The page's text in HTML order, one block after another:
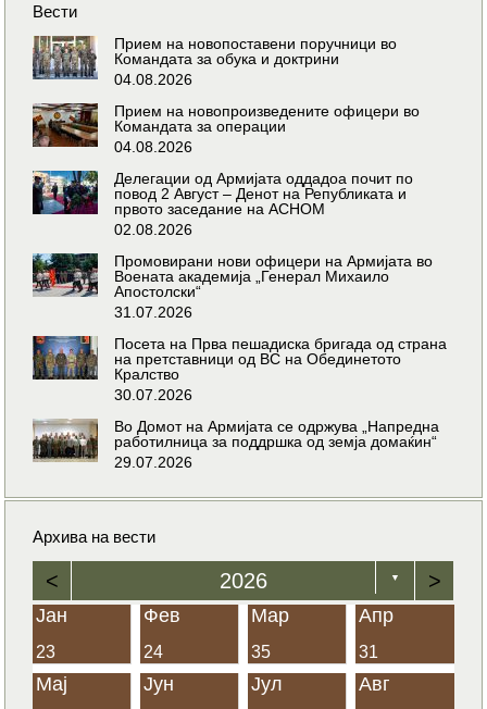
Вести
Прием на новопоставени поручници во
Командата за обука и доктрини
04.08.2026
Прием на новопроизведените офицери во
Командата за операции
04.08.2026
Делегации од Армијата оддадоа почит по
повод 2 Август – Денот на Републиката и
првото заседание на АСНОМ
02.08.2026
Промовирани нови офицери на Армијата во
Воената академија „Генерал Михаило
Апостолски“
31.07.2026
Посета на Прва пешадиска бригада од страна
на претставници од ВС на Обединетото
Кралство
30.07.2026
Во Домот на Армијата се одржува „Напредна
работилница за поддршка од земја домаќин“
29.07.2026
Архива на вести
< 2026 ▼ >
Јан
23
Фев
24
Мар
35
Апр
31
Мај Јун Јул Авг